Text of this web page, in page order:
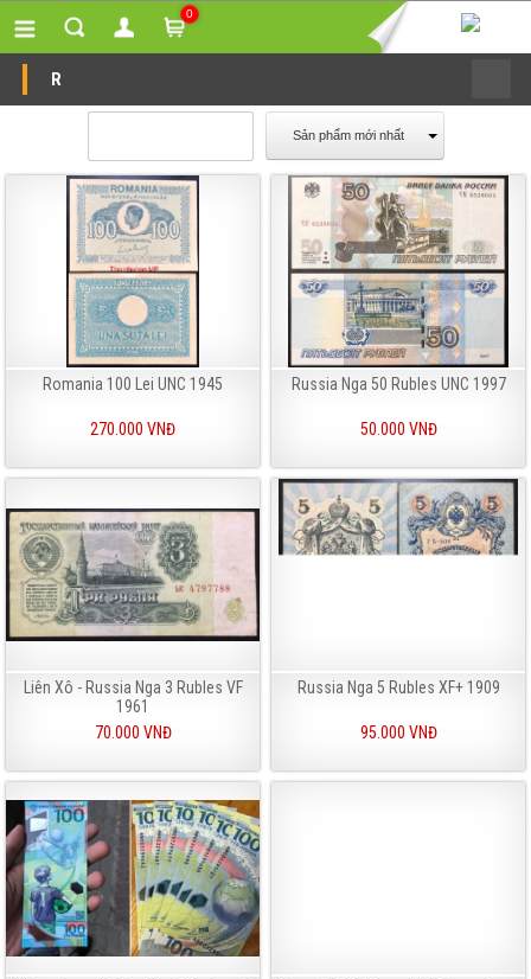
0
R
Sản phẩm mới nhất
Romania 100 Lei UNC 1945
270.000 VNĐ
Russia Nga 50 Rubles UNC 1997
50.000 VNĐ
Liên Xô - Russia Nga 3 Rubles VF
1961
70.000 VNĐ
Russia Nga 5 Rubles XF+ 1909
95.000 VNĐ